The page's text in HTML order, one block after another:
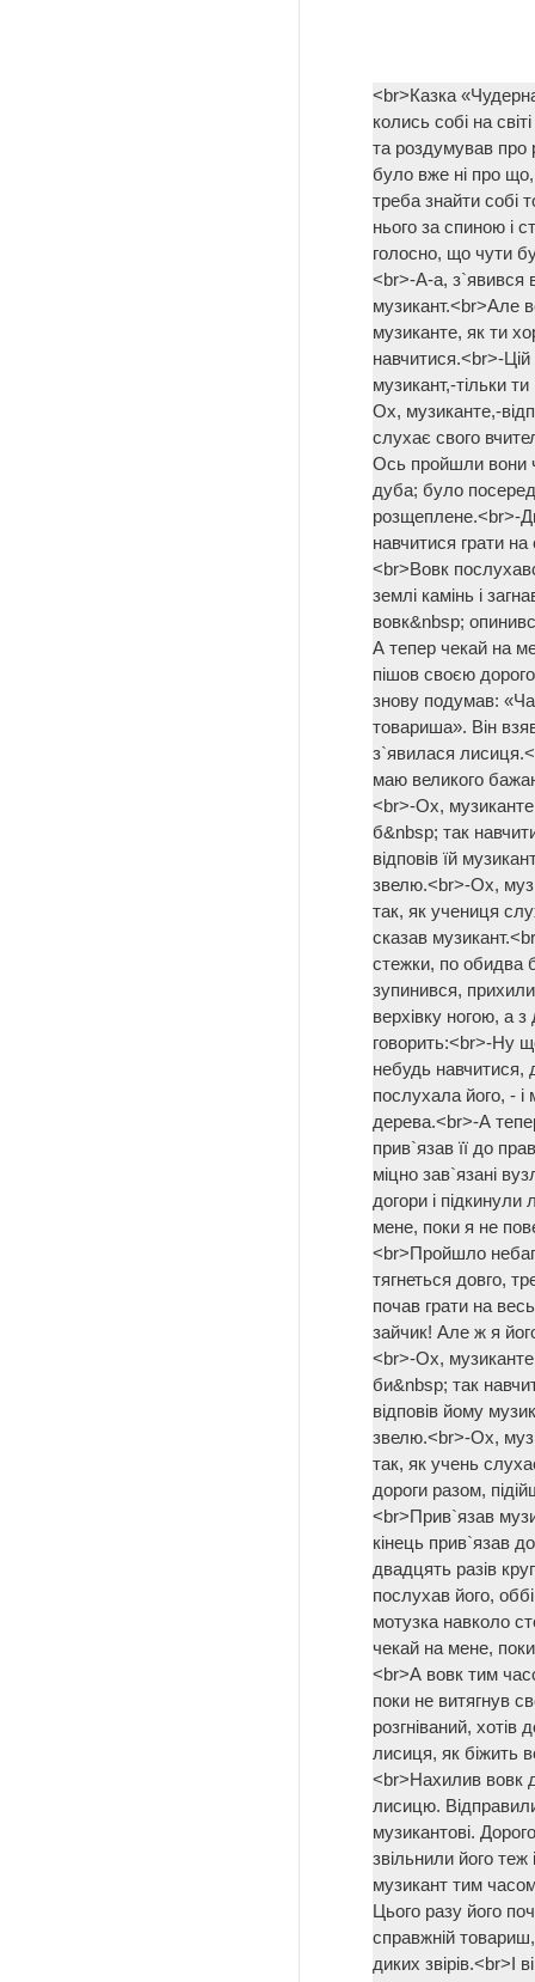
<br>Казка
колись собі на
та роздумував про
було вже ні про що,
треба знайти собі
нього за спиною і
голосно, що чути
<br>-А-а, з`явився
музикант.<br>Але
музиканте, як ти
навчитися.<br>-Цій
музикант,-тільки
Ох, музиканте,-
слухає свого
Ось пройшли вони
дуба; було
розщеплене.<br>-
навчитися грати
<br>Вовк
землі камінь і
вовк&nbsp;
А тепер чекай на
пішов своєю
знову подумав:
товариша». Він
з`явилася
маю великого
<br>-Ох,
б&nbsp; так
відповів їй
звелю.<br>-Ох,
так, як учениця
сказав
стежки, по обидва
зупинився,
верхівку ногою, а
говорить:<br>-Ну
небудь навчитися,
послухала його, - і
дерева.<br>-А
прив`язав її до
міцно зав`язані
догори і
мене, поки я не
<br>Пройшло
тягнеться довго,
почав грати на
зайчик! Але ж я
<br>-Ох,
би&nbsp; так
відповів йому
звелю.<br>-Ох,
так, як учень
дороги разом,
<br>Прив`язав
кінець прив`язав
двадцять разів
послухав його,
мотузка навколо
чекай на мене,
<br>А вовк тим
поки не витягнув
розгніваний, хотів
лисиця, як біжить
<br>Нахилив вовк
лисицю.
музикантові.
звільнили його
музикант тим часом
Цього разу його
справжній
диких звірів.<br>І